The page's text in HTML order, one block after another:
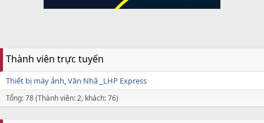
Thành viên trực tuyến
Thiết bị máy ảnh Văn Nhã _LHP Express
Tổng: 78 (Thành viên: 2, khách: 76)